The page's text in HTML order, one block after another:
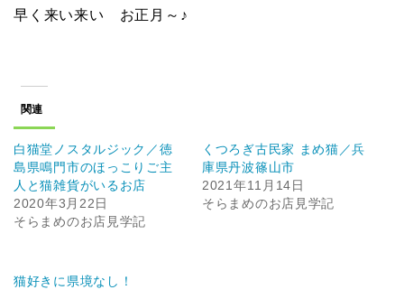
早く来い来い お正月～♪
関連
白猫堂ノスタルジック／徳
島県鳴門市のほっこりご主
人と猫雑貨がいるお店
2020年3月22日
そらまめのお店見学記
くつろぎ古民家 まめ猫／兵
庫県丹波篠山市
2021年11月14日
そらまめのお店見学記
猫好きに県境なし！